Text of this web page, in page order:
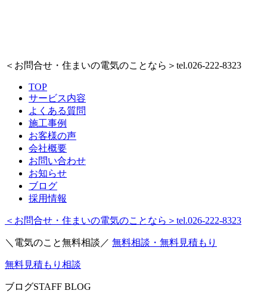
＜お問合せ・住まいの電気のことなら＞ tel.026-222-8323
TOP
サービス内容
よくある質問
施工事例
お客様の声
会社概要
お問い合わせ
お知らせ
ブログ
採用情報
＜お問合せ・住まいの電気のことなら＞ tel.026-222-8323
＼電気のこと無料相談／ 無料相談・無料見積もり
無料見積もり相談
ブログSTAFF BLOG